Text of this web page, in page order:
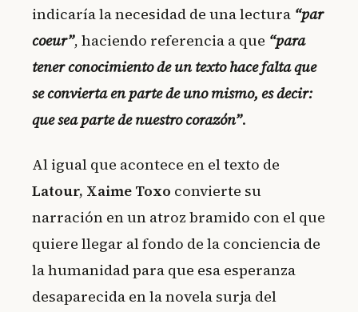
indicaría la necesidad de una lectura “par
coeur”, haciendo referencia a que “para
tener conocimiento de un texto hace falta que
se convierta en parte de uno mismo, es decir:
que sea parte de nuestro corazón”.
Al igual que acontece en el texto de
Latour, Xaime Toxo convierte su
narración en un atroz bramido con el que
quiere llegar al fondo de la conciencia de
la humanidad para que esa esperanza
desaparecida en la novela surja del